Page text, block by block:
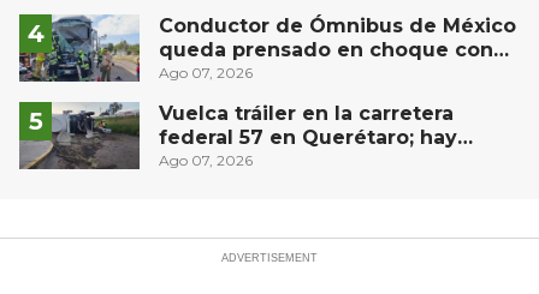
Conductor de Ómnibus de México
queda prensado en choque con
materialista en San Juan del Río
Ago 07, 2026
Vuelca tráiler en la carretera
federal 57 en Querétaro; hay
derrame de combustible
Ago 07, 2026